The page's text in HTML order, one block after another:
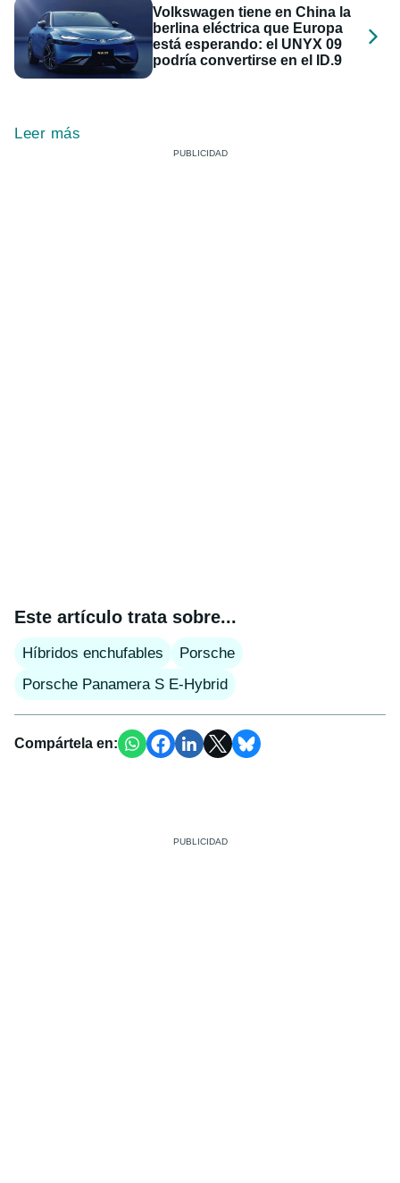
Volkswagen tiene en China la
berlina eléctrica que Europa
está esperando: el UNYX 09
podría convertirse en el ID.9
Leer más
Este artículo trata sobre...
Híbridos enchufables
Porsche
Porsche Panamera S E-Hybrid
Compártela en: